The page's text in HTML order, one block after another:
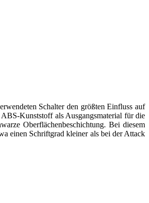
Schalter den größten Einfluss auf
Kunststoff als Ausgangsmaterial für die
Oberflächenbeschichtung. Bei diesem
einen Schriftgrad kleiner als bei der Attack